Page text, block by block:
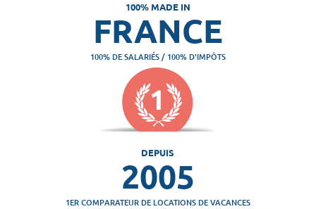
100% MADE IN
FRANCE
100% DE SALARIÉS / 100% D'IMPÔTS
DEPUIS
2005
1ER COMPARATEUR DE LOCATIONS DE VACANCES